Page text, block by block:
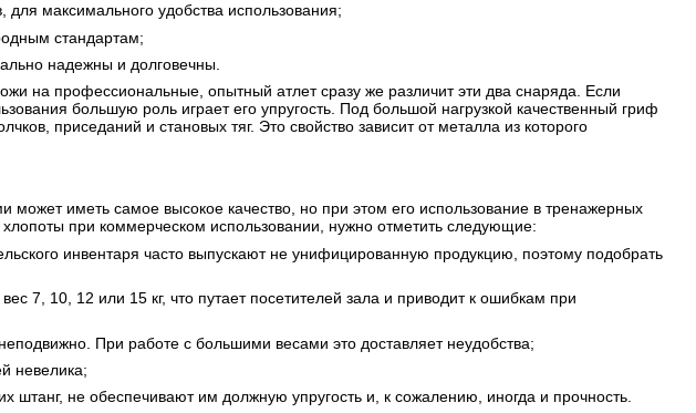
для максимального удобства использования;
стандартам;
надежны и долговечны.
на профессиональные, опытный атлет сразу же различит эти два снаряда. Если
большую роль играет его упругость. Под большой нагрузкой качественный гриф
приседаний и становых тяг. Это свойство зависит от металла из которого
иметь самое высокое качество, но при этом его использование в тренажерных
при коммерческом использовании, нужно отметить следующие:
инвентаря часто выпускают не унифицированную продукцию, поэтому подобрать
7, 10, 12 или 15 кг, что путает посетителей зала и приводит к ошибкам при
При работе с большими весами это доставляет неудобства;
невелика;
штанг, не обеспечивают им должную упругость и, к сожалению, иногда и прочность.